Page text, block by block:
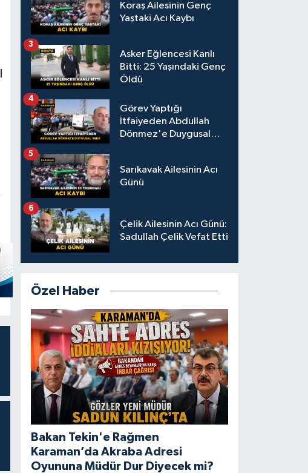
Koraş Ailesinin Genç
Yaştaki Acı Kaybı
Asker Eğlencesi Kanlı
Bitti: 25 Yaşındaki Genç
Öldü
3
Görev Yaptığı
İtfaiyeden Abdullah
Dönmez'e Duygusal
4
Sarıkavak Ailesinin Acı
Günü
5
Çelik Ailesinin Acı Günü:
Sadullah Çelik Vefat Etti
6
Özel Haber
Bakan Tekin'e Rağmen
Karaman’da Akraba Adresi
Oyununa Müdür Dur Diyecek mi?